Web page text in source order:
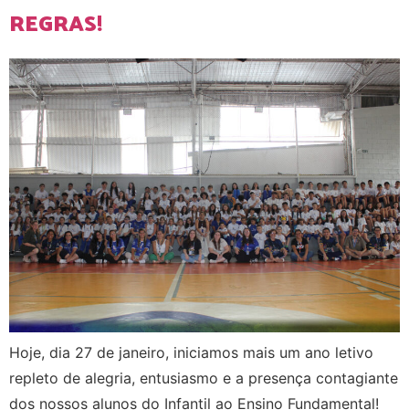
REGRAS!
Hoje, dia 27 de janeiro, iniciamos mais um ano letivo
repleto de alegria, entusiasmo e a presença contagiante
dos nossos alunos do Infantil ao Ensino Fundamental!